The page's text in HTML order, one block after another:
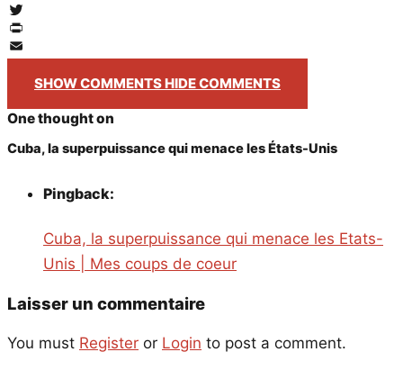
Facebook
Twitter
PrintFriendly
Email
SHOW COMMENTSHIDE COMMENTS
One thought on
Cuba, la superpuissance qui menace les États-Unis
Pingback:
Cuba, la superpuissance qui menace les Etats-
Unis | Mes coups de coeur
Laisser un commentaire
You must Register or Login to post a comment.